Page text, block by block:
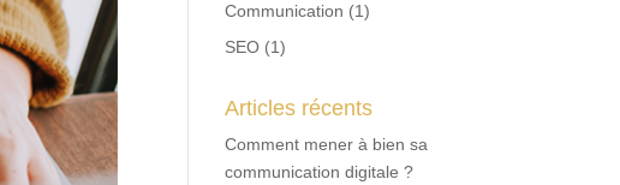
Communication (1)
SEO (1)
Articles récents
Comment mener à bien sa
communication digitale ?